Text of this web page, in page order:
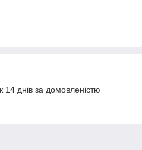
днів за домовленістю